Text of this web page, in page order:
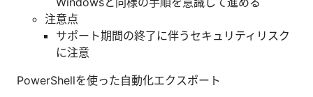
注意点
サポート期間の終了に伴うセキュリティリスク
に注意
PowerShellを使った自動化エクスポート